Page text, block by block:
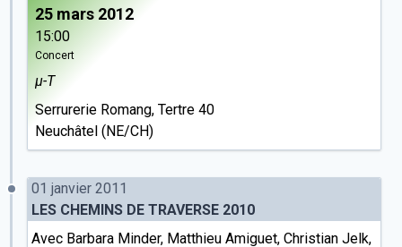
25 mars 2012
15:00
Concert
µ-T
Serrurerie Romang, Tertre 40
Neuchâtel (NE/CH)
01 janvier 2011
LES CHEMINS DE TRAVERSE 2010
Avec Barbara Minder, Matthieu Amiguet, Christian Jelk,